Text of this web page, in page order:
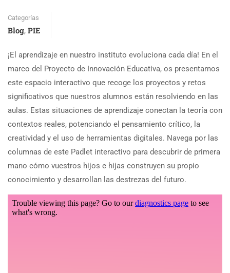
Categorías
Blog, PIE
¡El aprendizaje en nuestro instituto evoluciona cada día! En el
marco del Proyecto de Innovación Educativa, os presentamos
este espacio interactivo que recoge los proyectos y retos
significativos que nuestros alumnos están resolviendo en las
aulas. Estas situaciones de aprendizaje conectan la teoría con
contextos reales, potenciando el pensamiento crítico, la
creatividad y el uso de herramientas digitales. Navega por las
columnas de este Padlet interactivo para descubrir de primera
mano cómo vuestros hijos e hijas construyen su propio
conocimiento y desarrollan las destrezas del futuro.